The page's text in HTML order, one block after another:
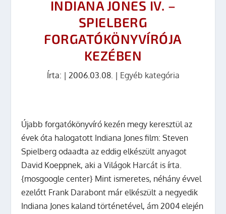
INDIANA JONES IV. –
SPIELBERG
FORGATÓKÖNYVÍRÓJA
KEZÉBEN
Írta: | 2006.03.08. | Egyéb kategória
Újabb forgatókönyvíró kezén megy keresztül az
évek óta halogatott Indiana Jones film:Steven
Spielberg odaadta az eddig elkészült anyagot
David Koeppnek, aki aVilágok Harcát is írta.
{mosgoogle center} Mint ismeretes, néhány évvel
ezelőtt Frank Darabont már elkészült a negyedik
Indiana Jones kaland történetével, ám 2004 elején